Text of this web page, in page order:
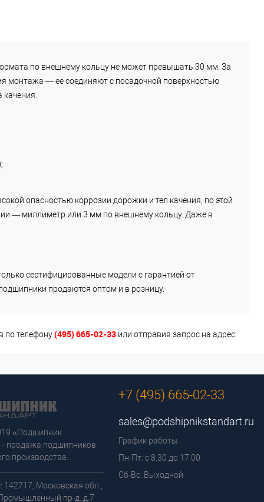
по внешнему кольцу не может превышать 30 мм. За
монтажа — ее соединяют с посадочной поверхностью
качения.
опасностью коррозии дорожки и тел качения, по этой
— миллиметр или 3 мм по внешнему кольцу. Даже в
сертифицированные модели с гарантией от
продаются оптом и в розницу.
по телефону(495) 665-02-33 или отправив запрос на адрес
«Подшипник
- продажа подшипников
производства.
142717, Московская обл.,
пр-д.,д.7
+7 (495) 665-02-33
sales@podshipnikstandart.ru
График работы
Пн-Пт: с 8.30 до 17.00
Сб-Вс: Выходной